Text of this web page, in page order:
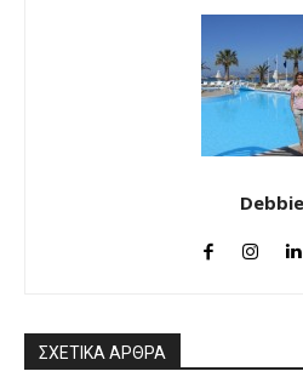
Debbie
ΣΧΕΤΙΚΑ ΑΡΘΡΑ